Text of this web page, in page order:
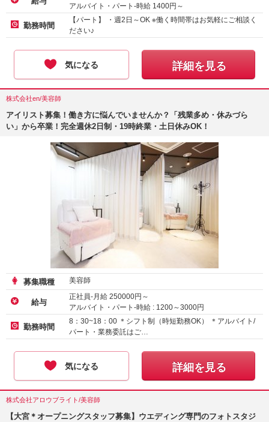
アルバイト・パート-時給 1400円～
勤務時間
【パート】 ・週2日～OK ※働く時間帯はお気軽にご相談く
ださい♪
気になる 詳細を見る
株式会社en/美容師
アイリスト募集！働き方に悩んでいませんか？「残業多め・休みづら
い」から卒業！完全週休2日制・19時終業・土日休みOK！
募集職種 美容師
給与
正社員-月給 250000円～
アルバイト・パート-時給 : 1200～3000円
業務委託
勤務時間
8：30~18：00 ＊シフト制（時短勤務OK） ＊アルバイト/
パート・業務委託はご…
気になる 詳細を見る
株式会社アロウブライト/美容師
【大宮＊オープニングスタッフ募集】ウエディング専門のフォトスタジ